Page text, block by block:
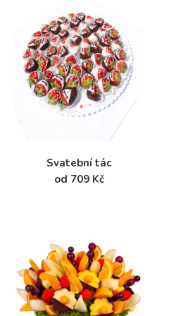
Svatební tác
od 709 Kč